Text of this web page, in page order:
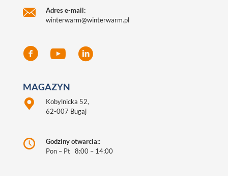
Adres e-mail:
winterwarm@winterwarm.pl
MAGAZYN
Kobylnicka 52,
62-007 Bugaj
Godziny otwarcia::
Pon – Pt 8:00 – 14:00